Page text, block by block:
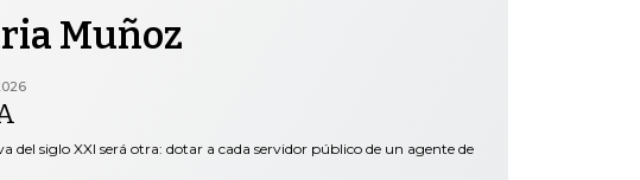
Muñoz
siglo XXI será otra: dotar a cada servidor público de un agente de